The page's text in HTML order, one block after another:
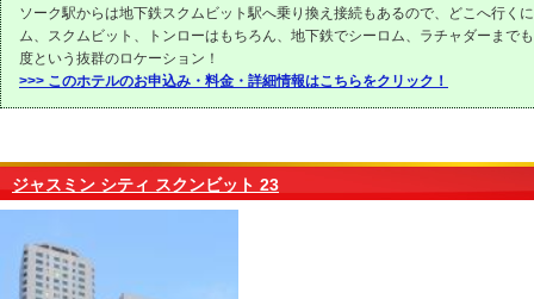
ソーク駅からは地下鉄スクムビット駅へ乗り換え接続もあるので、どこへ行く
ム、スクムビット、トンローはもちろん、地下鉄でシーロム、ラチャダーまで
度という抜群のロケーション！
>>> このホテルのお申込み・料金・詳細情報はこちらをクリック！
ジャスミン シティ スクンビット 23